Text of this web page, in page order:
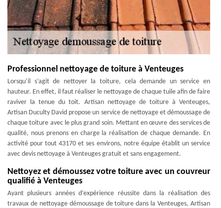
Professionnel nettoyage de toiture à Venteuges
Lorsqu’il s’agit de nettoyer la toiture, cela demande un service en
hauteur. En effet, il faut réaliser le nettoyage de chaque tuile afin de faire
raviver la tenue du toit. Artisan nettoyage de toiture à Venteuges,
Artisan Duculty David propose un service de nettoyage et démoussage de
chaque toiture avec le plus grand soin. Mettant en œuvre des services de
qualité, nous prenons en charge la réalisation de chaque demande. En
activité pour tout 43170 et ses environs, notre équipe établit un service
avec devis nettoyage à Venteuges gratuit et sans engagement.
Nettoyez et démoussez votre toiture avec un couvreur
qualifié à Venteuges
Ayant plusieurs années d’expérience réussite dans la réalisation des
travaux de nettoyage démoussage de toiture dans la Venteuges, Artisan